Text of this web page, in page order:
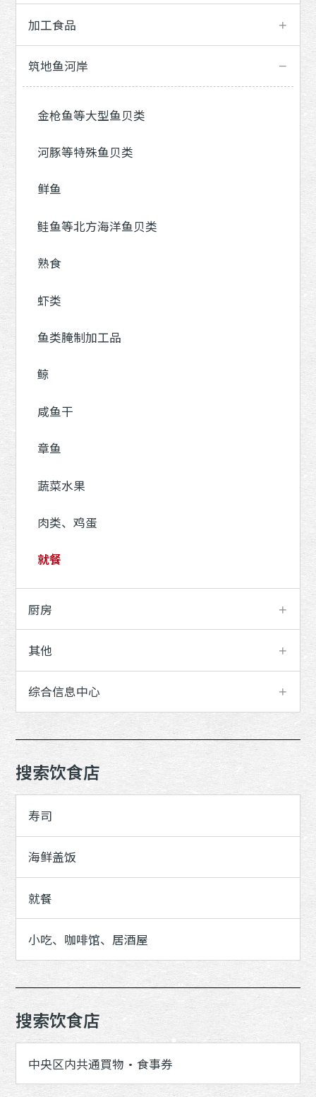
加工食品
筑地鱼河岸
金枪鱼等大型鱼贝类
河豚等特殊鱼贝类
鲜鱼
鲑鱼等北方海洋鱼贝类
熟食
虾类
鱼类腌制加工品
鲸
咸鱼干
章鱼
蔬菜水果
肉类、鸡蛋
就餐
厨房
其他
综合信息中心
搜索饮食店
寿司
海鲜盖饭
就餐
小吃、咖啡馆、居酒屋
搜索饮食店
中央区内共通買物・食事券